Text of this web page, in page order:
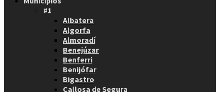
#1
Albatera
Algorfa
Almoradí
Benejúzar
Benferri
Benijófar
Bigastro
Callosa de Segura